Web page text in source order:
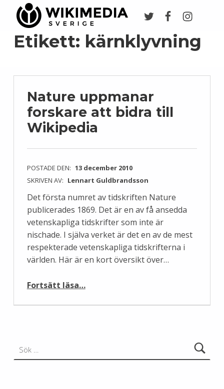
Etikett: kärnklyvning
Nature uppmanar
forskare att bidra till
Wikipedia
POSTADE DEN: 13 december 2010
SKRIVEN AV: Lennart Guldbrandsson
Det första numret av tidskriften Nature
publicerades 1869. Det är en av få ansedda
vetenskapliga tidskrifter som inte är
nischade. I själva verket är det en av de mest
respekterade vetenskapliga tidskrifterna i
världen. Här är en kort översikt över…
Fortsätt läsa“Nature uppmanar forskare att bidra till Wikipedia”
…